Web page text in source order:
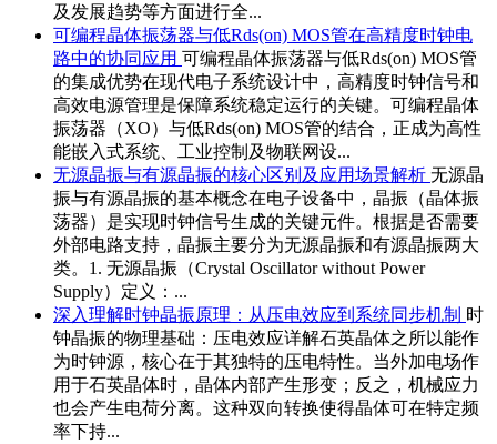
及发展趋势等方面进行全...
可编程晶体振荡器与低Rds(on) MOS管在高精度时钟电
路中的协同应用 可编程晶体振荡器与低Rds(on) MOS管
的集成优势在现代电子系统设计中，高精度时钟信号和
高效电源管理是保障系统稳定运行的关键。可编程晶体
振荡器（XO）与低Rds(on) MOS管的结合，正成为高性
能嵌入式系统、工业控制及物联网设...
无源晶振与有源晶振的核心区别及应用场景解析 无源晶
振与有源晶振的基本概念在电子设备中，晶振（晶体振
荡器）是实现时钟信号生成的关键元件。根据是否需要
外部电路支持，晶振主要分为无源晶振和有源晶振两大
类。1. 无源晶振（Crystal Oscillator without Power
Supply）定义：...
深入理解时钟晶振原理：从压电效应到系统同步机制 时
钟晶振的物理基础：压电效应详解石英晶体之所以能作
为时钟源，核心在于其独特的压电特性。当外加电场作
用于石英晶体时，晶体内部产生形变；反之，机械应力
也会产生电荷分离。这种双向转换使得晶体可在特定频
率下持...